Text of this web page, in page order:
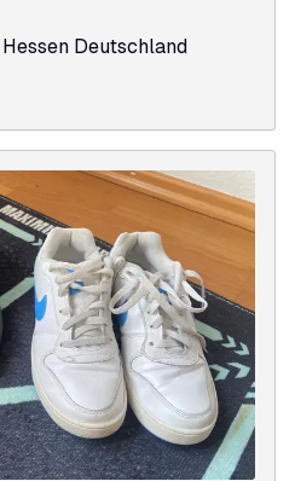
Hessen Deutschland